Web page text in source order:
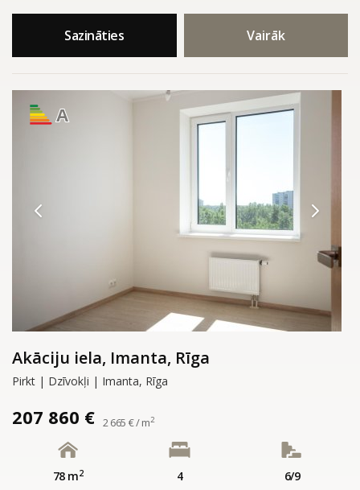
Sazināties Vairāk
A
Akāciju iela, Imanta, Rīga
Pirkt | Dzīvokļi | Imanta, Rīga
207 860 € 2 665 € / m2
78 m2 4 6/9